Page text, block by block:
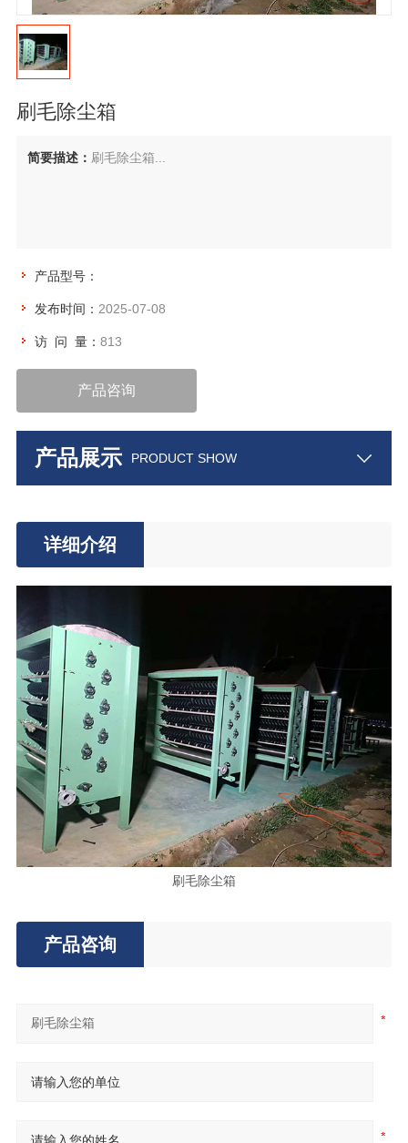
刷毛除尘箱
简要描述： 刷毛除尘箱...
产品型号：
发布时间： 2025-07-08
访 问 量： 813
产品咨询
产品展示 PRODUCT SHOW
详细介绍
刷毛除尘箱
产品咨询